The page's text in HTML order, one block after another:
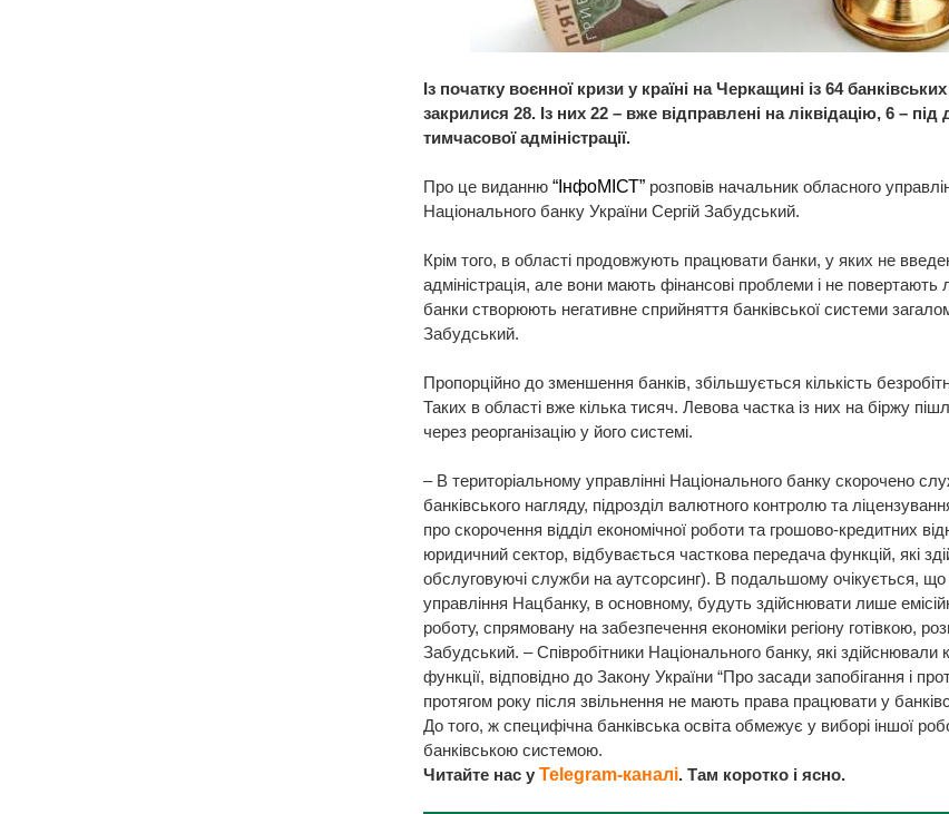
Із початку воєнної кризи у країні на Черкащині із 64
закрилися 28. Із них 22 – вже відправлені на ліквідацію, 6 – під
тимчасової адміністрації.
Про це виданню “ІнфоМІСТ”розповів начальник обласного
Національного банку України Сергій Забудський.
Крім того, в області продовжують працювати банки, у яких не
адміністрація, але вони мають фінансові проблеми і не
банки створюють негативне сприйняття банківської системи
Забудський.
Пропорційно до зменшення банків, збільшується кількість
Таких в області вже кілька тисяч. Левова частка із них на біржу
через реорганізацію у його системі.
– В територіальному управлінні Національного банку скорочено
банківського нагляду, підрозділ валютного контролю та
про скорочення відділ економічної роботи та грошово-кредитних
юридичний сектор, відбувається часткова передача функцій, які
обслуговуючі служби на аутсорсинг). В подальшому очікується, що
управління Нацбанку, в основному, будуть здійснювати лише
роботу, спрямовану на забезпечення економіки регіону готівкою,
Забудський. – Співробітники Національного банку, які здійснювали
функції, відповідно до Закону України “Про засади запобігання і
протягом року після звільнення не мають права працювати у
До того, ж специфічна банківська освіта обмежує у виборі іншої
банківською системою.
Читайте нас у Telegram-каналі. Там коротко і ясно.